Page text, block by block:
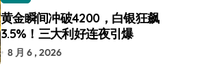
黄金瞬间冲破4200，白银狂飙
3.5%！三大利好连夜引爆
8 月 6 , 2026